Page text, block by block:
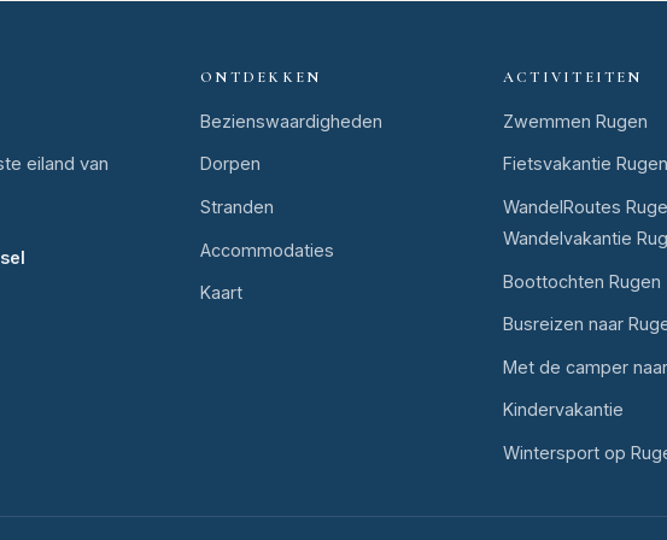
eiland van
ONTDEKKEN
Bezienswaardigheden
Dorpen
Stranden
Accommodaties
Kaart
ACTIVITEITEN
Zwemmen Rugen
Fietsvakantie Rugen
WandelRoutes
Wandelvakantie
Boottochten Rugen
Busreizen naar
Met de camper
Kindervakantie
Wintersport op